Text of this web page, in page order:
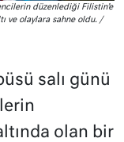
düzenlediği Filistin’e
ve olaylara sahne oldu. /
salı günü
olan bir